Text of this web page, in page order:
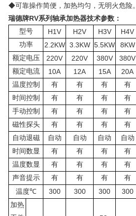
◆可靠操作简便，加热均匀，无明火危险。
瑞德牌RV系列轴承加热器技术参数 ：
型号 H1V H2V H3V H4V
功率 2.2KW 3.3KW 5.5KW 8KW
额定电压 220V 220V 380V 380V
额定电流 10A 12A 15A 20A
温度控制 有 有 有 有
时间控制
有 有 有 有
手动控制
有 有 有 有
磁性探头
有 有 有 有
自动退磁
自动 自动 自动 自动
时间数显
有 有 有 有
温度数显
有 有 有 有
声音提示
有 有 有 有
温度℃ 300 300 300 300
加热